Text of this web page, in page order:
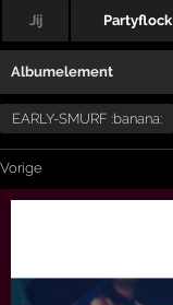
Jij Partyflock
Albumelement
EARLY-SMURF :banana:
Vorige